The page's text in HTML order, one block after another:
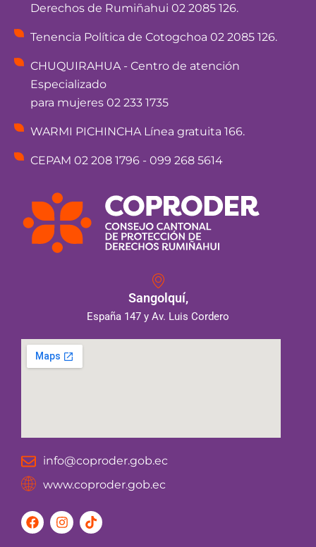
Derechos de Rumiñahui 02 2085 126.
Tenencia Política de Cotogchoa 02 2085 126.
CHUQUIRAHUA - Centro de atención
Especializado
para mujeres 02 233 1735
WARMI PICHINCHA Línea gratuita 166.
CEPAM 02 208 1796 - 099 268 5614
Sangolquí,
España 147 y Av. Luis Cordero
info@coproder.gob.ec
www.coproder.gob.ec
F
a
I
n
T
i